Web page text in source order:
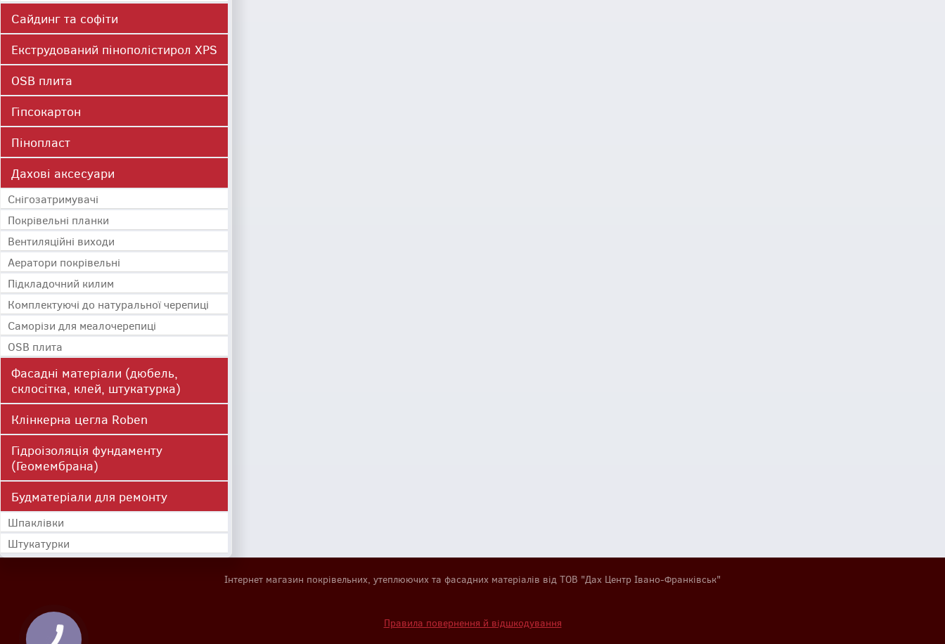
Сайдинг та софіти
Екструдований пінополістирол XPS
OSB плита
Гіпсокартон
Пінопласт
Дахові аксесуари
Cнігозатримувачі
Покрівельні планки
Вентиляційні виходи
Аератори покрівельні
Підкладочний килим
Комплектуючі до натуральної черепиці
Саморізи для меалочерепиці
OSB плита
Фасадні матеріали (дюбель,
склосітка, клей, штукатурка)
Клінкерна цегла Roben
Гідроізоляція фундаменту
(Геомембрана)
Будматеріали для ремонту
Шпаклівки
Штукатурки
Інтернет магазин покрівельних, утеплюючих та фасадних матеріалів від ТОВ "Дах Центр Івано-Франківськ"
Правила повернення й відшкодування